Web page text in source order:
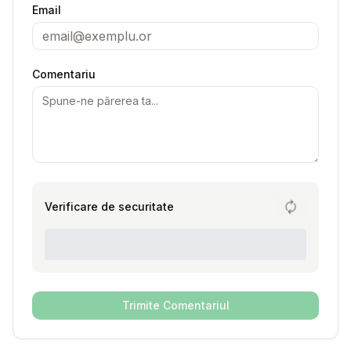
Email
Comentariu
Verificare de securitate
Trimite Comentariul